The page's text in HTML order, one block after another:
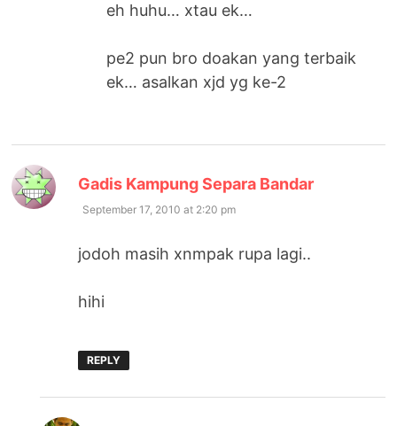
eh huhu… xtau ek…
pe2 pun bro doakan yang terbaik
ek… asalkan xjd yg ke-2
Gadis Kampung Separa Bandar
September 17, 2010 at 2:20 pm
jodoh masih xnmpak rupa lagi..
hihi
REPLY